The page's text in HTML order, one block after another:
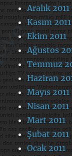
Aralık 2011
Kasım 2011
Ekim 2011
Ağustos
Temmuz
Haziran
Mayıs 2011
Nisan 2011
Mart 2011
Şubat 2011
Ocak 2011